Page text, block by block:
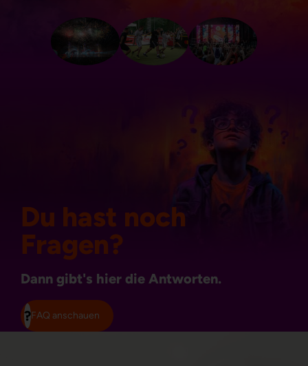
Du hast noch
Fragen?
Dann gibt's hier die Antworten.
FAQ anschauen